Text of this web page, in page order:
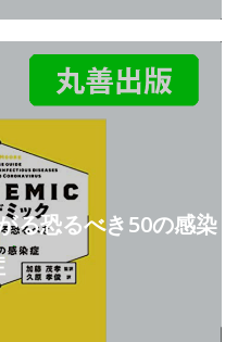
る恐るべき50の感染